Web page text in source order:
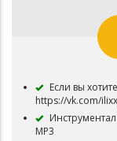
Если вы
https://vk.com/
MP3